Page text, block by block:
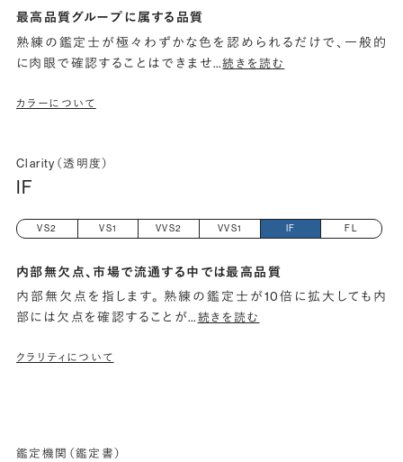
最高品質グループに属する品質
熟練の鑑定士が極々わずかな色を認められるだけで、一般的
に肉眼で確認することはできませ…続きを読む
カラーについて
Clarity（透明度）
IF
VS2 VS1 VVS2 VVS1 IF FL
内部無欠点、市場で流通する中では最高品質
内部無欠点を指します。 熟練の鑑定士が10倍に拡大しても内
部には欠点を確認することが… 続きを読む
クラリティについて
鑑定機関（鑑定書）